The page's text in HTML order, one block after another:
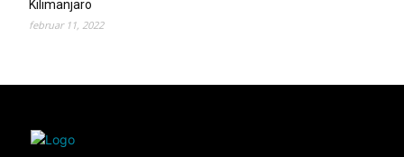
Kilimanjaro
februar 11, 2022